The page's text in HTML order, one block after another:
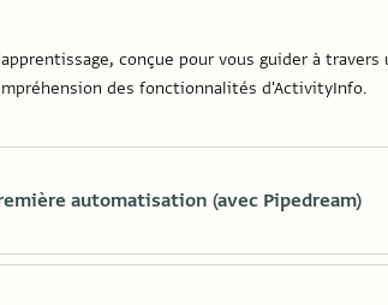
conçue pour vous guider à
des fonctionnalités d'ActivityInfo.
automatisation (avec Pipedream)